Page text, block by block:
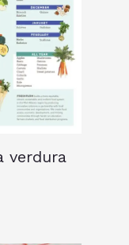
verdura